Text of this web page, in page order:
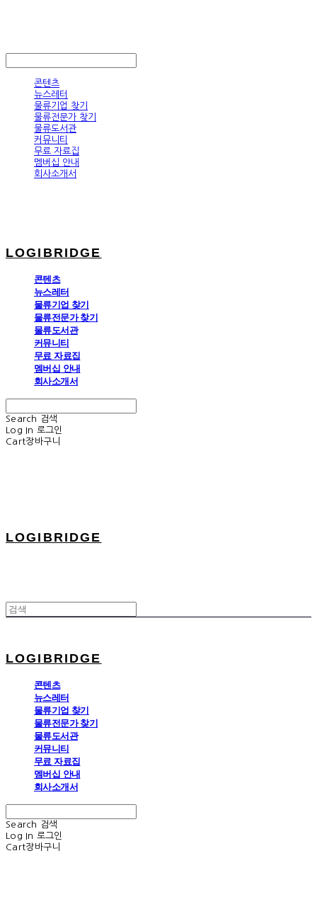
콘텐츠
뉴스레터
물류기업 찾기
물류전문가 찾기
물류도서관
커뮤니티
무료 자료집
멤버십 안내
회사소개서
LOGIBRIDGE
콘텐츠
뉴스레터
물류기업 찾기
물류전문가 찾기
물류도서관
커뮤니티
무료 자료집
멤버십 안내
회사소개서
Search
검색
Log In 로그인
Cart장바구니
LOGIBRIDGE
LOGIBRIDGE
콘텐츠
뉴스레터
물류기업 찾기
물류전문가 찾기
물류도서관
커뮤니티
무료 자료집
멤버십 안내
회사소개서
Search
검색
Log In 로그인
Cart장바구니